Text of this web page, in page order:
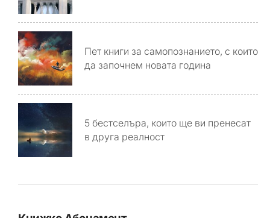
Пет книги за самопознанието, с които
да започнем новата година
5 бестселъра, които ще ви пренесат
в друга реалност